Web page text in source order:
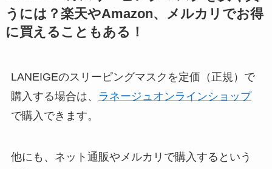
うには？楽天やAmazon、メルカリでお得
に買えることもある！
LANEIGEのスリーピングマスクを定価（正規）で
購入する場合は、
ラネージュオンラインショップ
で購入できます。
他にも、ネット通販やメルカリで購入するという